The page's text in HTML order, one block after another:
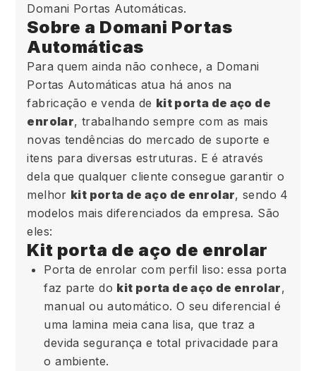
Domani Portas Automáticas.
Sobre a Domani Portas
Automáticas
Para quem ainda não conhece, a Domani
Portas Automáticas atua há anos na
fabricação e venda de kit porta de aço de
enrolar, trabalhando sempre com as mais
novas tendências do mercado de suporte e
itens para diversas estruturas. E é através
dela que qualquer cliente consegue garantir o
melhor kit porta de aço de enrolar, sendo 4
modelos mais diferenciados da empresa. São
eles:
Kit porta de aço de enrolar
Porta de enrolar com perfil liso: essa porta
faz parte do kit porta de aço de enrolar,
manual ou automático. O seu diferencial é
uma lamina meia cana lisa, que traz a
devida segurança e total privacidade para
o ambiente.